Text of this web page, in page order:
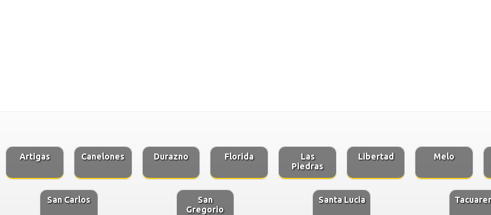
Artigas Canelones Durazno Florida
Las
Piedras
Libertad Melo
San Carlos
San
Gregorio
Santa Lucia